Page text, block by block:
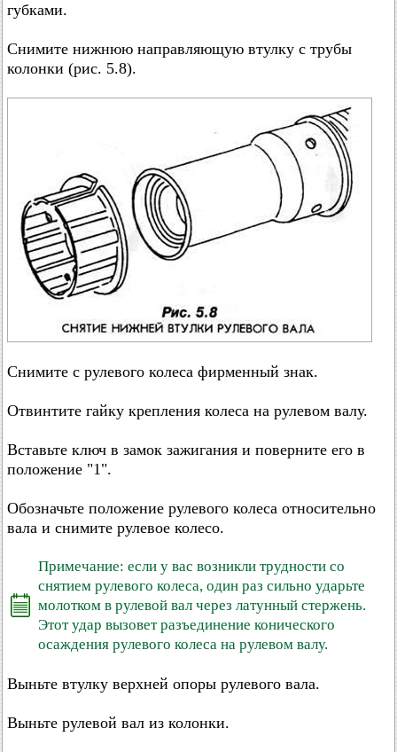
губками.
Снимите нижнюю направляющую втулку с трубы
колонки (рис. 5.8).
Снимите с рулевого колеса фирменный знак.
Отвинтите гайку крепления колеса на рулевом валу.
Вставьте ключ в замок зажигания и поверните его в
положение "1".
Обозначьте положение рулевого колеса относительно
вала и снимите рулевое колесо.
Примечание: если у вас возникли трудности со
снятием рулевого колеса, один раз сильно ударьте
молотком в рулевой вал через латунный стержень.
Этот удар вызовет разъединение конического
осаждения рулевого колеса на рулевом валу.
Выньте втулку верхней опоры рулевого вала.
Выньте рулевой вал из колонки.